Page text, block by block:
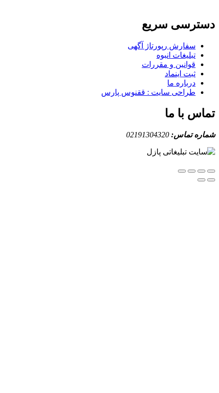
سریع
سفارش رپورتاژ آگهی
تبلیغات انبوه
قوانین و مقررات
ثبت اینماد
درباره ما
طراحی سایت : ققنوس پارس
با ما
تماس:02191304320